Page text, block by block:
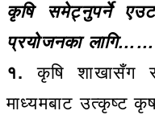
कृषि समेट्नुपर्ने
प्रयोजनका
१. कृषि शाखासँग
माध्यमबाट उत्कृष्ट